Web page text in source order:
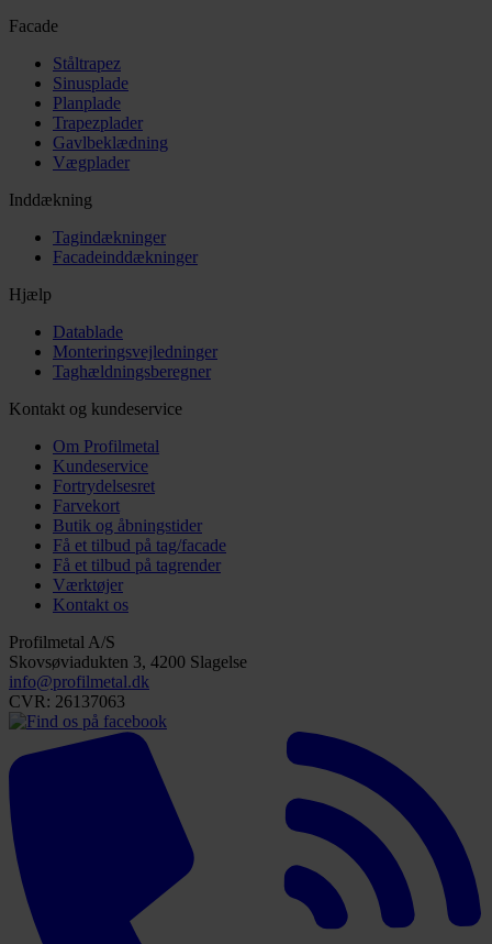
Facade
Ståltrapez
Sinusplade
Planplade
Trapezplader
Gavlbeklædning
Vægplader
Inddækning
Tagindækninger
Facadeinddækninger
Hjælp
Datablade
Monteringsvejledninger
Taghældningsberegner
Kontakt og kundeservice
Om Profilmetal
Kundeservice
Fortrydelsesret
Farvekort
Butik og åbningstider
Få et tilbud på tag/facade
Få et tilbud på tagrender
Værktøjer
Kontakt os
Profilmetal A/S
Skovsøviadukten 3, 4200 Slagelse
info@profilmetal.dk
CVR: 26137063